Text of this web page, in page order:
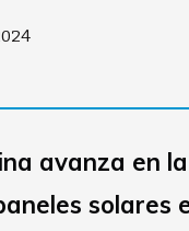
avanza en
solares